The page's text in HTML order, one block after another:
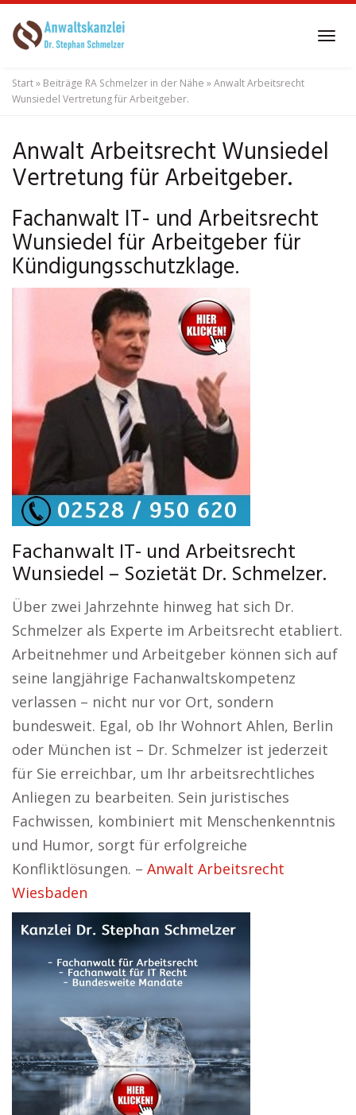
to
content
Start» Beiträge RA Schmelzer in der Nähe »Anwalt Arbeitsrecht
Wunsiedel Vertretung für Arbeitgeber.
Anwalt Arbeitsrecht Wunsiedel
Vertretung für Arbeitgeber.
Fachanwalt IT- und Arbeitsrecht
Wunsiedel für Arbeitgeber für
Kündigungsschutzklage.
Fachanwalt IT- und Arbeitsrecht
Wunsiedel – Sozietät Dr. Schmelzer.
Über zwei Jahrzehnte hinweg hat sich Dr.
Schmelzer als Experte im Arbeitsrecht etabliert.
Arbeitnehmer und Arbeitgeber können sich auf
seine langjährige Fachanwaltskompetenz
verlassen – nicht nur vor Ort, sondern
bundesweit. Egal, ob Ihr Wohnort Ahlen, Berlin
oder München ist – Dr. Schmelzer ist jederzeit
für Sie erreichbar, um Ihr arbeitsrechtliches
Anliegen zu bearbeiten. Sein juristisches
Fachwissen, kombiniert mit Menschenkenntnis
und Humor, sorgt für erfolgreiche
Konfliktlösungen. – Anwalt Arbeitsrecht
Wiesbaden